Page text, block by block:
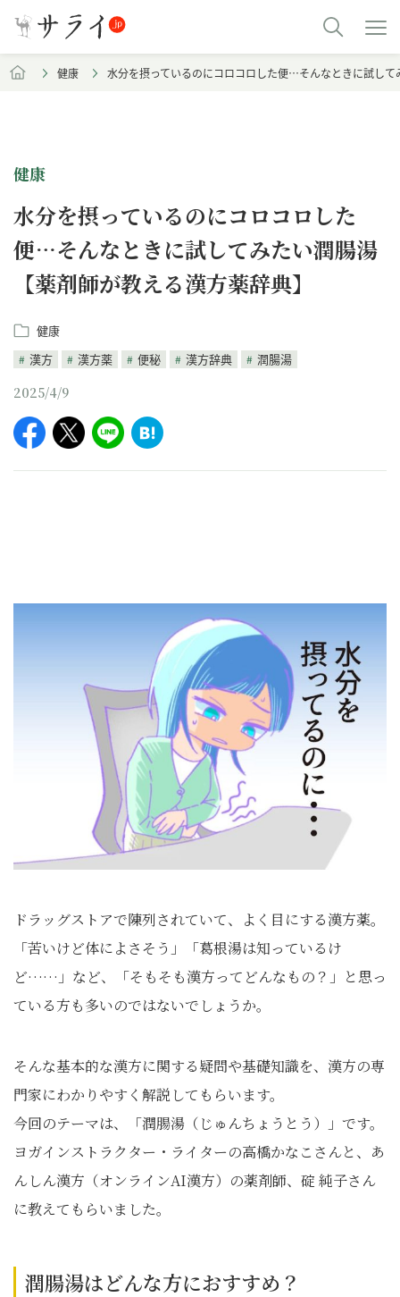
健康 水分を摂っているのにコロコロした便…そんなときに試し
健康
水分を摂っているのにコロコロした
便…そんなときに試してみたい潤腸湯
【薬剤師が教える漢方薬辞典】
健康
漢方
漢方薬 便秘 漢方辞典 潤腸湯
2025/4/9
ドラッグストアで陳列されていて、よく目にする漢方薬。
「苦いけど体によさそう」「葛根湯は知っているけ
ど……」など、「そもそも漢方ってどんなもの？」と思っ
ている方も多いのではないでしょうか。
そんな基本的な漢方に関する疑問や基礎知識を、漢方の専
門家にわかりやすく解説してもらいます。
今回のテーマは、「潤腸湯（じゅんちょうとう）」です。
ヨガインストラクター・ライターの高橋かなこさんと、あ
んしん漢方（オンラインAI漢方）の薬剤師、碇 純子さん
に教えてもらいました。
潤腸湯はどんな方におすすめ？